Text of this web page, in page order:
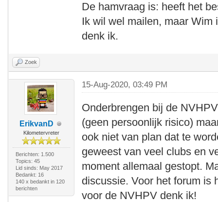
De hamvraag is: heeft het
Ik wil wel mailen, maar
denk ik.
Zoek
ErikvanD
Kilometervreter
Berichten: 1.500
Topics: 45
Lid sinds: May 2017
Bedankt: 16
140 x bedankt in 120
berichten
15-Aug-2020, 03:49 PM
Onderbrengen bij de
(geen persoonlijk risico)
ook niet van plan dat te
geweest van veel clubs en
moment allemaal gestopt.
discussie. Voor het forum is
voor de NVHPV denk ik!